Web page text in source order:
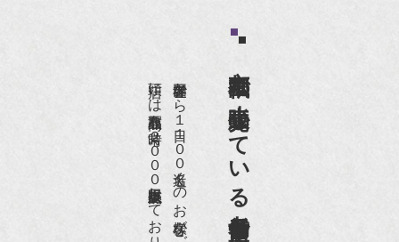
京都祇園で小売販売している
店頭には買取商品を常時２０００点以上展示販売しており、